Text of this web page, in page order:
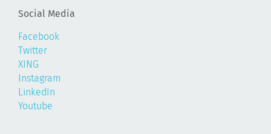
Social Media
Facebook
Twitter
XING
Instagram
LinkedIn
Youtube